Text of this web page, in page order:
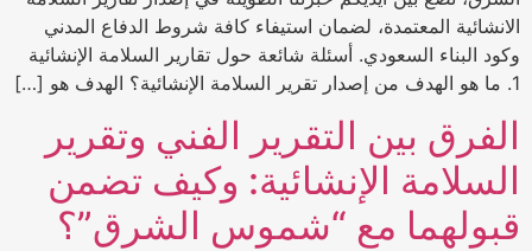
الانشائية المعتمدة، لضمان استيفاء كافة شروط الدفاع المدني
وكود البناء السعودي. أسئلة شائعة حول تقارير السلامة الإنشائية
1. ما هو الهدف من إصدار تقرير السلامة الإنشائية؟ الهدف هو […]
الفرق بين التقرير الفني وتقرير
السلامة الإنشائية: وكيف تضمن
قبولهما مع “شموس الشرق”؟